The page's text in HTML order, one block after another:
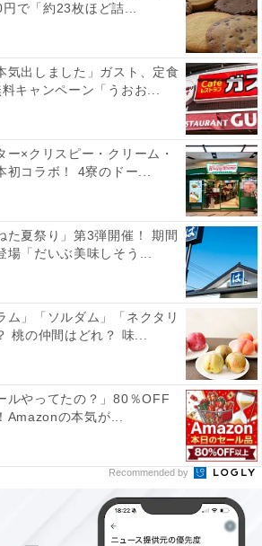
！ 丼に即席めんを入れ、お湯を注い
具材を盛り付けるだけ。味付けも不
リサがササッと作っていたのが印象
丼にそのまま注ぐだけでOKというこ
が使ったのはこの即席めんではない
再現してみましょう！
で「約23枚ほど詰...
気出しました」ガスト、定食
キャンペーン「うおお...
ー×クリスピー・クリーム・
初コラボ！ 4寮のドー...
た夏祭り」第3弾開催！ 期間
場「だいぶ美味しそう...
ム」「ソルダム」「ネクタリ
桃の仲間はどれ？ 味...
ルやってたの？」80％OFF
Amazonの本気が...
Recommended by